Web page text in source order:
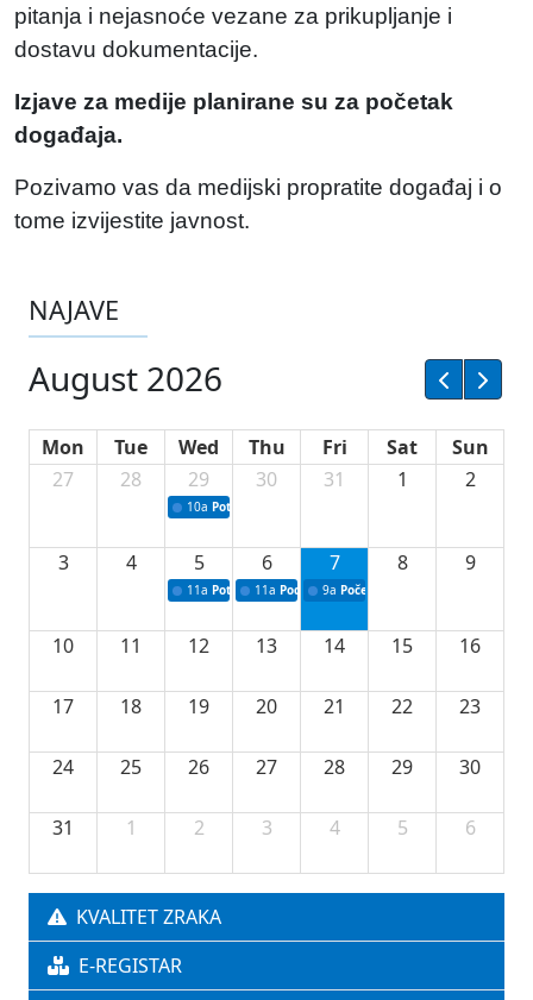
pitanja i nejasnoće vezane za prikupljanje i
dostavu dokumentacije.
Izjave za medije planirane su za početak
događaja.
Pozivamo vas da medijski propratite događaj i o
tome izvijestite javnost.
NAJAVE
August 2026
Mon Tue Wed Thu Fri Sat
Sun
27
28 29
10a Potpisivanje ugovora sa neprofitnim
30 31 1 2
3 4 5
11a Potpisivanje ugovora o stipendijama za
6
11a Podrška razvoju vodne infrastrukture u
7
9a Početak izgradnje nove
8 9
10 11 12 13 14 15 16
17 18 19 20 21 22 23
24 25 26 27 28 29 30
31 1 2 3 4 5 6
KVALITET ZRAKA
E-REGISTAR